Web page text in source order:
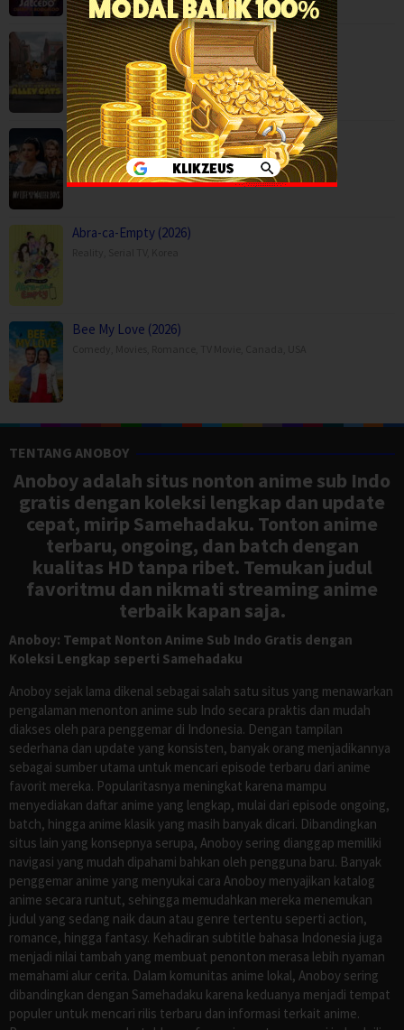
Ricky Gervais Alley Cats (2026)
Animation,Comedy,Serial TV,United Kingdom
My Life with the Walter Boys Season 3 (2…
Drama,Serial TV,USA
Abra-ca-Empty (2026)
Bee My Love (2026)
TENTANG ANOBOY
Anoboy adalah situs nonton anime sub Indo
gratis dengan koleksi lengkap dan update
cepat, mirip Samehadaku. Tonton anime
terbaru, ongoing, dan batch dengan
kualitas HD tanpa ribet. Temukan judul
favoritmu dan nikmati streaming anime
terbaik kapan saja.
Anoboy: Tempat Nonton Anime Sub Indo Gratis dengan
Koleksi Lengkap seperti Samehadaku
Anoboy sejak lama dikenal sebagai salah satu situs yang menawarkan
pengalaman menonton anime sub Indo secara praktis dan mudah
diakses oleh para penggemar di Indonesia. Dengan tampilan
sederhana dan update yang konsisten, banyak orang menjadikannya
sebagai sumber utama untuk mencari episode terbaru dari anime
favorit mereka. Popularitasnya meningkat karena mampu
menyediakan daftar anime yang lengkap, mulai dari episode ongoing,
batch, hingga anime klasik yang masih banyak dicari. Dibandingkan
situs lain yang konsepnya serupa, Anoboy sering dianggap memiliki
navigasi yang mudah dipahami bahkan oleh pengguna baru. Banyak
penggemar anime yang menyukai cara Anoboy menyajikan katalog
anime secara runtut, sehingga memudahkan mereka menemukan
judul yang sedang naik daun atau genre tertentu seperti action,
romance, hingga fantasy. Kehadiran subtitle bahasa Indonesia juga
menjadi nilai tambah yang membuat penonton merasa lebih nyaman
memahami alur cerita. Dalam komunitas anime lokal, Anoboy sering
dibandingkan dengan Samehadaku karena keduanya menjadi tempat
populer untuk mencari rilis terbaru dan informasi terkait anime.